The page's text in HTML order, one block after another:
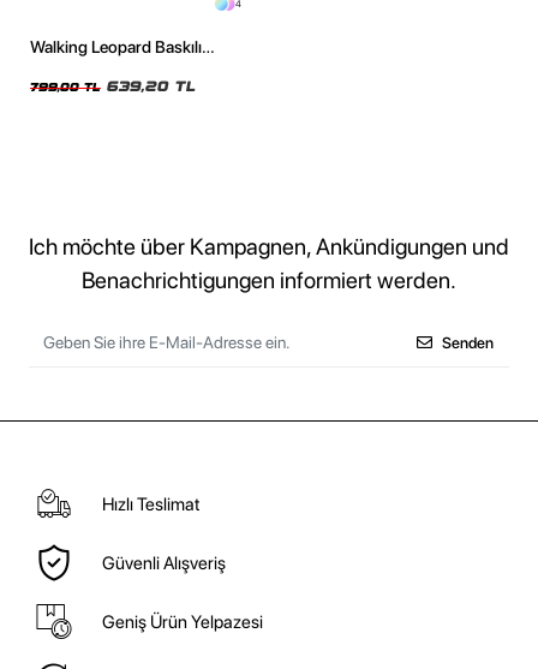
4
Walking Leopard Baskılı
Tshirt
799,00 TL 639,20 TL
Ich möchte über Kampagnen, Ankündigungen und
Benachrichtigungen informiert werden.
Senden
Hızlı Teslimat
Güvenli Alışveriş
Geniş Ürün Yelpazesi